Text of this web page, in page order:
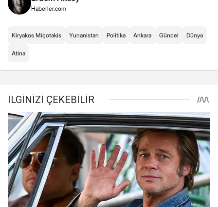
Haberler.com
Kiryakos Miçotakis Yunanistan Politika Ankara Güncel Dünya
Atina